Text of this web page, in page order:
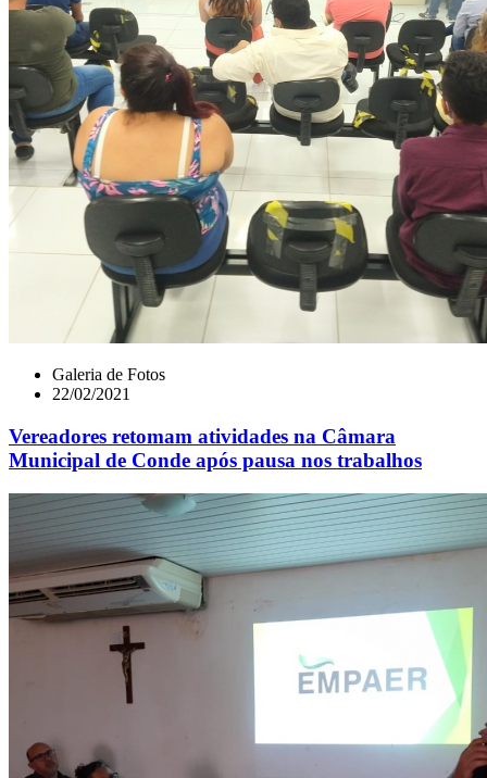
Galeria de Fotos
22/02/2021
Vereadores retomam atividades na Câmara
Municipal de Conde após pausa nos trabalhos